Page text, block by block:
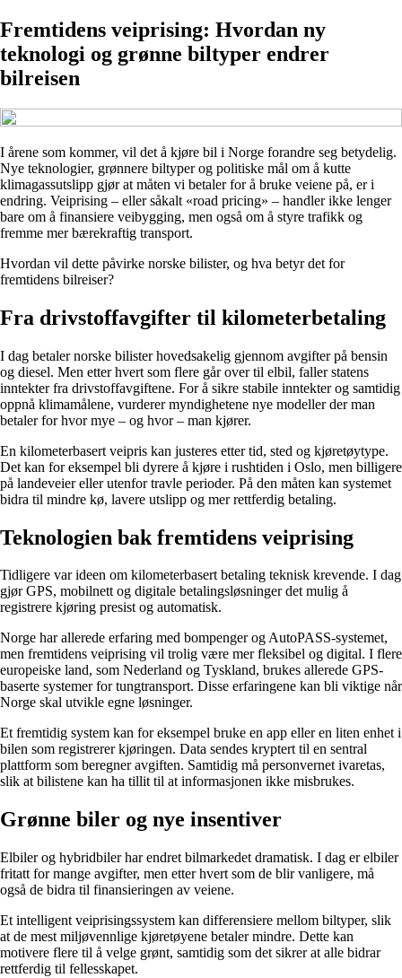
Fremtidens veiprising: Hvordan ny
teknologi og grønne biltyper endrer
bilreisen
I årene som kommer, vil det å kjøre bil i Norge forandre seg betydelig.
Nye teknologier, grønnere biltyper og politiske mål om å kutte
klimagassutslipp gjør at måten vi betaler for å bruke veiene på, er i
endring. Veiprising – eller såkalt «road pricing» – handler ikke lenger
bare om å finansiere veibygging, men også om å styre trafikk og
fremme mer bærekraftig transport.
Hvordan vil dette påvirke norske bilister, og hva betyr det for
fremtidens bilreiser?
Fra drivstoffavgifter til kilometerbetaling
I dag betaler norske bilister hovedsakelig gjennom avgifter på bensin
og diesel. Men etter hvert som flere går over til elbil, faller statens
inntekter fra drivstoffavgiftene. For å sikre stabile inntekter og samtidig
oppnå klimamålene, vurderer myndighetene nye modeller der man
betaler for hvor mye – og hvor – man kjører.
En kilometerbasert veipris kan justeres etter tid, sted og kjøretøytype.
Det kan for eksempel bli dyrere å kjøre i rushtiden i Oslo, men billigere
på landeveier eller utenfor travle perioder. På den måten kan systemet
bidra til mindre kø, lavere utslipp og mer rettferdig betaling.
Teknologien bak fremtidens veiprising
Tidligere var ideen om kilometerbasert betaling teknisk krevende. I dag
gjør GPS, mobilnett og digitale betalingsløsninger det mulig å
registrere kjøring presist og automatisk.
Norge har allerede erfaring med bompenger og AutoPASS-systemet,
men fremtidens veiprising vil trolig være mer fleksibel og digital. I flere
europeiske land, som Nederland og Tyskland, brukes allerede GPS-
baserte systemer for tungtransport. Disse erfaringene kan bli viktige når
Norge skal utvikle egne løsninger.
Et fremtidig system kan for eksempel bruke en app eller en liten enhet i
bilen som registrerer kjøringen. Data sendes kryptert til en sentral
plattform som beregner avgiften. Samtidig må personvernet ivaretas,
slik at bilistene kan ha tillit til at informasjonen ikke misbrukes.
Grønne biler og nye insentiver
Elbiler og hybridbiler har endret bilmarkedet dramatisk. I dag er elbiler
fritatt for mange avgifter, men etter hvert som de blir vanligere, må
også de bidra til finansieringen av veiene.
Et intelligent veiprisingssystem kan differensiere mellom biltyper, slik
at de mest miljøvennlige kjøretøyene betaler mindre. Dette kan
motivere flere til å velge grønt, samtidig som det sikrer at alle bidrar
rettferdig til fellesskapet.